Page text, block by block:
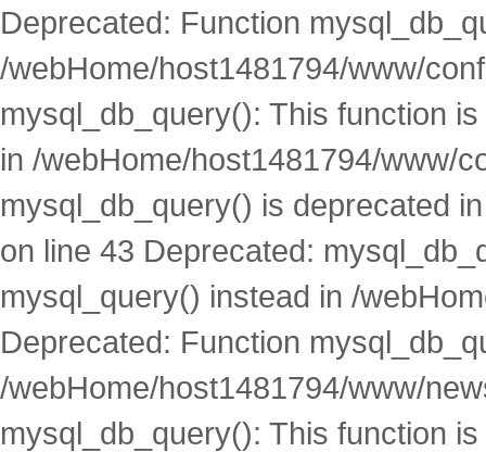
Deprecated: Function
/webHome/host1481794/www/
mysql_db_query(): This function
in /webHome/host1481794/www/
mysql_db_query() is deprecated
on line 43 Deprecated:
mysql_query() instead in /
Deprecated: Function
/webHome/host1481794/www/
mysql_db_query(): This function